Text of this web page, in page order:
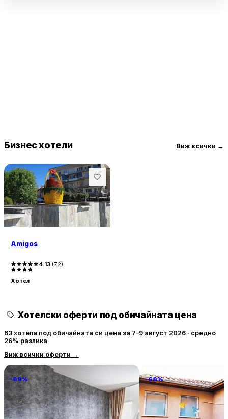
Бизнес хотели Виж всички →
Amigos
4.13 (72)
Хотел
Хотелски оферти под обичайната цена
63 хотела под обичайната си цена за 7–9 август 2026 · средно
26% разлика
Виж всички оферти →
−69% −68%